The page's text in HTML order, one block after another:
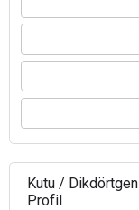
Kutu / Dikdörtgen
Profil